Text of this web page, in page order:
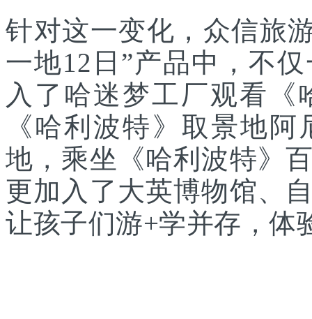
针对这一变化，众信旅
一地12日”产品中，不
入了哈迷梦工厂观看
《哈利波特》取景地
地，乘坐《哈利波特》
更加入了大英博物馆、
让孩子们游+学并存，体